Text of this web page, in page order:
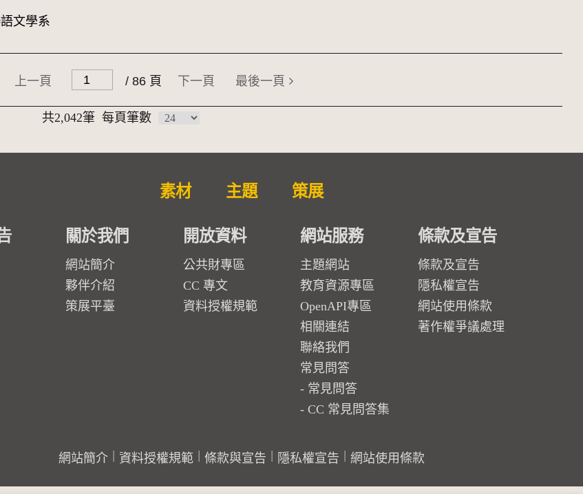
文學系
上一頁 / 86 頁 下一頁 最後一頁
共2,042筆 每頁筆數
素材 主題 策展
關於我們
網站簡介
夥伴介紹
策展平臺
開放資料
公共財專區
CC 專文
資料授權規範
網站服務
主題網站
教育資源專區
OpenAPI專區
相關連結
聯絡我們
常見問答
常見問答
CC 常見問答集
條款及宣告
條款及宣告
隱私權宣告
網站使用條款
著作權爭議處理
網站簡介 資料授權規範 條款與宣告 隱私權宣告 網站使用條款